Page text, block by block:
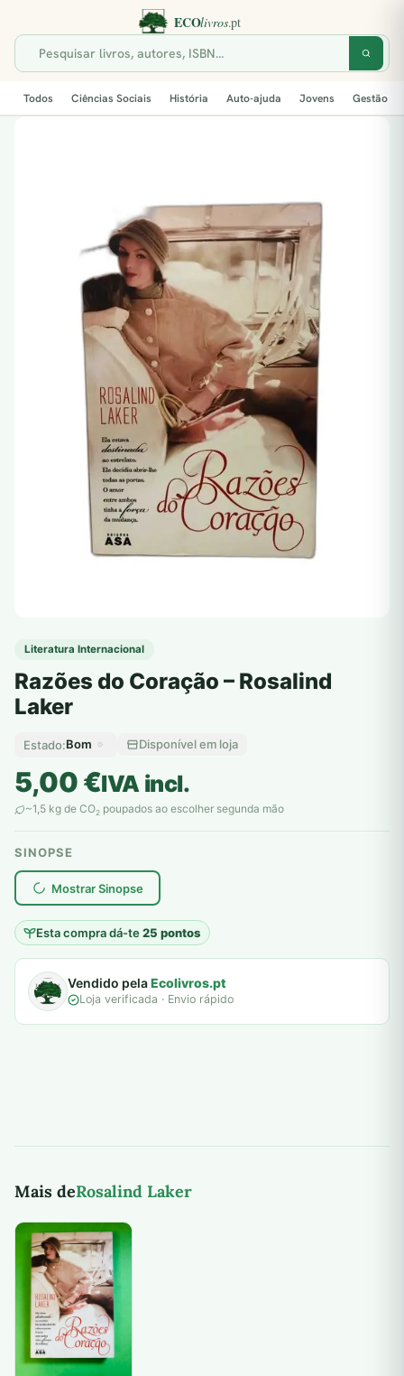
Todos Ciências Sociais História Auto-ajuda Jovens Gestão
Literatura Internacional
Razões do Coração – Rosalind
Laker
Estado:Bom Disponível em loja
5,00€IVA incl.
~1,5 kg de CO2 poupados ao escolher segunda mão
SINOPSE
Mostrar Sinopse
Esta compra dá-te25 pontos
plantar árvores reais
Vendido pelaEcolivros.pt
Loja verificada · Envio rápido
Mais deRosalind Laker